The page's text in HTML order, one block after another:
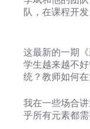
队，在课程开
这最新的一期
学生越来越不
统？教师如何
我在一些场合
乎所有元素都